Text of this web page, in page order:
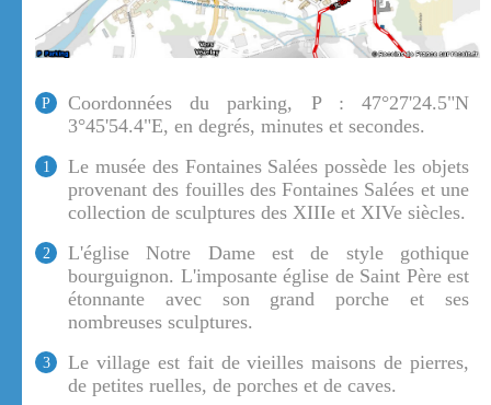
P
Coordonnées du parking, P : 47°27'24.5"N
3°45'54.4"E, en degrés, minutes et secondes.
1
Le musée des Fontaines Salées possède les objets
provenant des fouilles des Fontaines Salées et une
collection de sculptures des XIIIe et XIVe siècles.
2
L'église Notre Dame est de style gothique
bourguignon. L'imposante église de Saint Père est
étonnante avec son grand porche et ses
nombreuses sculptures.
3
Le village est fait de vieilles maisons de pierres,
de petites ruelles, de porches et de caves.